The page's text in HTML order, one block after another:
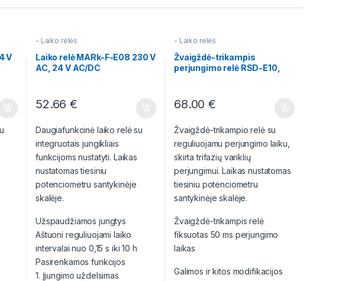
V
- Laiko relės
Laiko relė MARk-F-E08 230 V
AC, 24 V AC/DC
52.66€
Daugiafunkcinė laiko relė su
integruotais jungikliais
funkcijoms nustatyti. Laikas
nustatomas tiesiniu
potenciometru santykinėje
skalėje.
Užspaudžiamos jungtys
Aštuoni reguliuojami laiko
intervalai nuo 0,15 s iki 10 h
Pasirenkamos funkcijos
1. Įjungimo uždelsimas
- Laiko relės
Žvaigždė-trikampis
perjungimo relė RSD-E10,
68.00€
Žvaigždė-trikampio relė su
reguliuojamu perjungimo laiku,
skirta trifazių variklių
perjungimui. Laikas nustatomas
tiesiniu potenciometru
santykinėje skalėje.
Žvaigždė-trikampis relė
fiksuotas 50 ms perjungimo
laikas
Galimos ir kitos modifikacijos